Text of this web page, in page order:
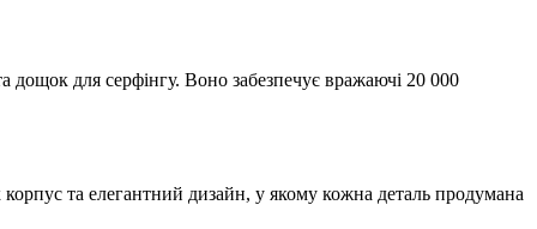
для серфінгу. Воно забезпечує вражаючі 20 000
та елегантний дизайн, у якому кожна деталь продумана